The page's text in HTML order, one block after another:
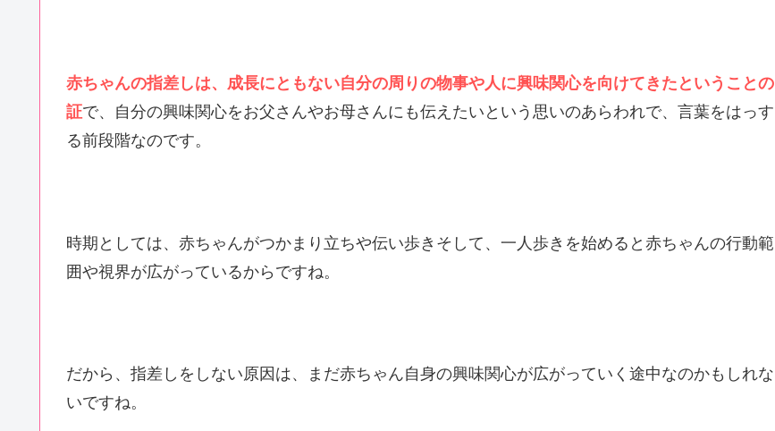
赤ちゃんの指差しは、成長にともない自分の周りの物事や人に興味関心を向けてきたということの
証で、自分の興味関心をお父さんやお母さんにも伝えたいという思いのあらわれで、言葉をはっす
る前段階なのです。
時期としては、赤ちゃんがつかまり立ちや伝い歩きそして、一人歩きを始めると赤ちゃんの行動範
囲や視界が広がっているからですね。
だから、指差しをしない原因は、まだ赤ちゃん自身の興味関心が広がっていく途中なのかもしれな
いですね。